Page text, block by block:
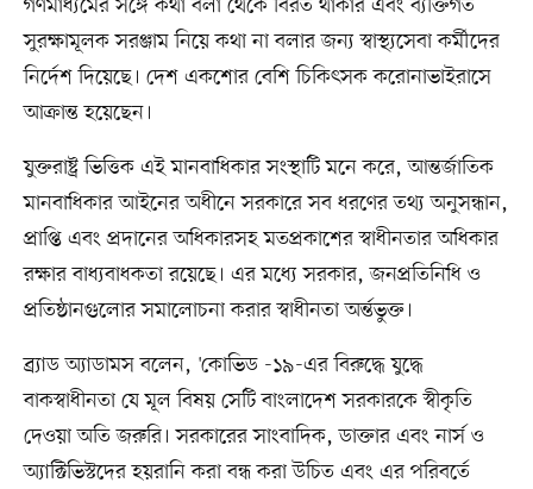
গণমাধ্যমের সঙ্গে কথা বলা থেকে বিরত থাকার এবং ব্যক্তিগত
সুরক্ষামূলক সরঞ্জাম নিয়ে কথা না বলার জন্য স্বাস্থ্যসেবা কর্মীদের
নির্দেশ দিয়েছে। দেশ একশোর বেশি চিকিৎসক করোনাভাইরাসে
আক্রান্ত হয়েছেন।
যুক্তরাষ্ট্র ভিত্তিক এই মানবাধিকার সংস্থাটি মনে করে, আন্তর্জাতিক
মানবাধিকার আইনের অধীনে সরকারে সব ধরণের তথ্য অনুসন্ধান,
প্রাপ্তি এবং প্রদানের অধিকারসহ মতপ্রকাশের স্বাধীনতার অধিকার
রক্ষার বাধ্যবাধকতা রয়েছে। এর মধ্যে সরকার, জনপ্রতিনিধি ও
প্রতিষ্ঠানগুলোর সমালোচনা করার স্বাধীনতা অর্ন্তভুক্ত।
ব্র্যাড অ্যাডামস বলেন, 'কোভিড -১৯-এর বিরুদ্ধে যুদ্ধে
বাকস্বাধীনতা যে মূল বিষয় সেটি বাংলাদেশ সরকারকে স্বীকৃতি
দেওয়া অতি জরুরি। সরকারের সাংবাদিক, ডাক্তার এবং নার্স ও
অ্যাক্টিভিস্টদের হয়রানি করা বন্ধ করা উচিত এবং এর পরিবর্তে